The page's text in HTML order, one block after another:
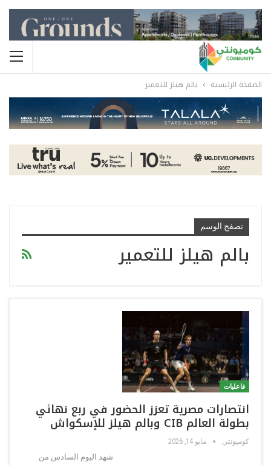
الصفحة الرئيسية بالم هيلز للتعمير
تصفح الوسم
بالم هيلز للتعمير
فاعليات
انتصارات مصرية تعزز الحضور في ربع نهائي
بطولة العالم CIB وبالم هيلز للإسكواش
كوميونتي مايو 14, 2026
شهد اليوم السادس من